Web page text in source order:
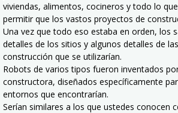
viviendas, alimentos, cocineros y todo lo
permitir que los vastos proyectos de
Una vez que todo eso estaba en orden, los
detalles de los sitios y algunos detalles de
construcción que se utilizarían.
Robots de varios tipos fueron inventados
constructora, diseñados específicamente
entornos que encontrarían.
Serían similares a los que ustedes conocen